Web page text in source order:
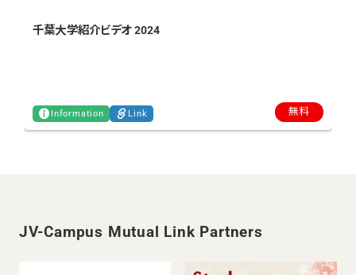
千葉大学紹介ビデオ 2024
Information Link 無料
JV-Campus Mutual Link Partners